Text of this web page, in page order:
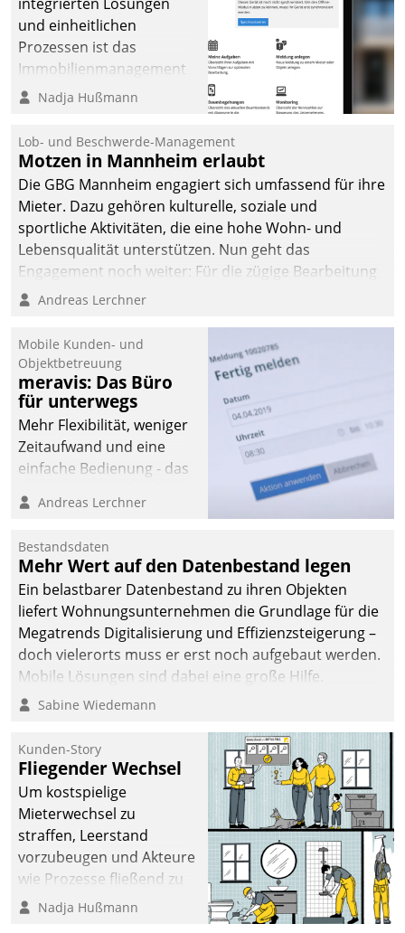
und einheitlichen
Prozessen ist das
Immobilienmanagement
der Bayerischen
Ressort Kapitalanlage für
künftige Aufgaben und
Herausforderungen
gerüstet.
Nadja Hußmann
Lob- und Beschwerde-Management
Motzen in Mannheim erlaubt
Die GBG Mannheim engagiert sich umfassend für ihre
Mieter. Dazu gehören kulturelle, soziale und
sportliche Aktivitäten, die eine hohe Wohn- und
Lebensqualität unterstützen. Nun geht das
Engagement noch weiter: Für die zügige Bearbeitung
von Beschwerden – oder Lob – richtet das
und Beschwerde-Management einen eigenen Kanal
ein.
Andreas Lerchner
Mobile Kunden- und
Objektbetreuung
meravis: Das Büro
für unterwegs
Mehr Flexibilität, weniger
Zeitaufwand und eine
einfache Bedienung - das
Cockpit für mobile
Datatrain. Die meravis
Wohnungsbau- und
Immobilien GmbH hat
sich dabei für den Betrieb
der Lösung über die SAP
Cloud Platform
entschieden - als erstes
Unternehmen am
Andreas Lerchner
Bestandsdaten
Mehr Wert auf den Datenbestand legen
Ein belastbarer Datenbestand zu ihren Objekten
liefert Wohnungsunternehmen die Grundlage für die
Megatrends Digitalisierung und Effizienzsteigerung –
doch vielerorts muss er erst noch aufgebaut werden.
Mobile Lösungen sind dabei eine große Hilfe.
Sabine Wiedemann
Kunden-Story
Fliegender Wechsel
Um kostspielige
Mieterwechsel zu
straffen, Leerstand
vorzubeugen und Akteure
wie Prozesse fließend zu
vernetzen, nutzt die
Nadja Hußmann